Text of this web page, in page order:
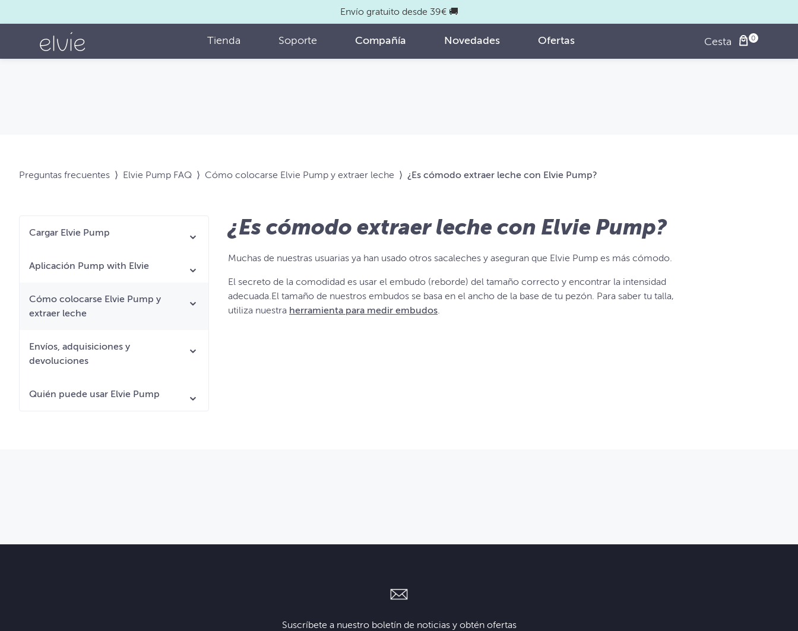
Envío gratuito desde 39€ 🚚
Tienda Soporte Compañía Novedades Ofertas Cesta
Preguntas frecuentes ⟩ Elvie Pump FAQ ⟩ Cómo colocarse Elvie Pump y extraer leche ⟩ ¿Es cómodo extraer leche con Elvie Pump?
Cargar Elvie Pump
Aplicación Pump with Elvie
Cómo colocarse Elvie Pump y
extraer leche
Envíos, adquisiciones y
devoluciones
Quién puede usar Elvie Pump
¿Es cómodo extraer leche con Elvie Pump?
Muchas de nuestras usuarias ya han usado otros sacaleches y aseguran que Elvie Pump es más cómodo.
El secreto de la comodidad es usar el embudo (reborde) del tamaño correcto y encontrar la intensidad
adecuada.El tamaño de nuestros embudos se basa en el ancho de la base de tu pezón. Para saber tu talla,
utiliza nuestra herramienta para medir embudos.
Suscríbete a nuestro boletín de noticias y obtén ofertas